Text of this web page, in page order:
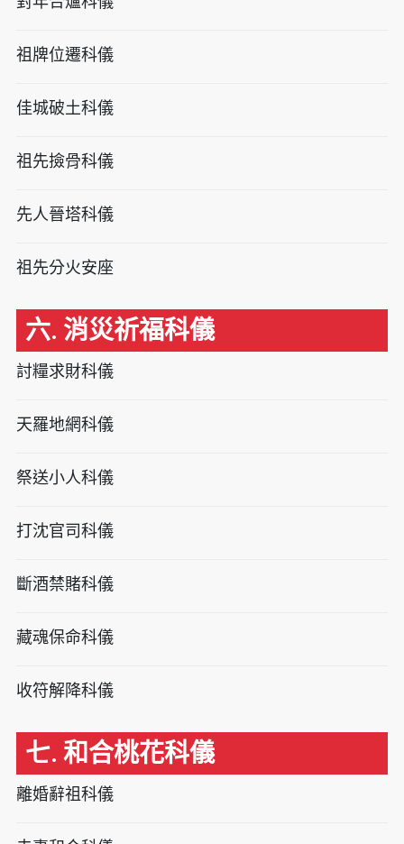
祖牌位遷科儀
佳城破土科儀
祖先撿骨科儀
先人晉塔科儀
祖先分火安座
六. 消災祈福科儀
討糧求財科儀
天羅地網科儀
祭送小人科儀
打沈官司科儀
斷酒禁賭科儀
藏魂保命科儀
收符解降科儀
七. 和合桃花科儀
離婚辭祖科儀